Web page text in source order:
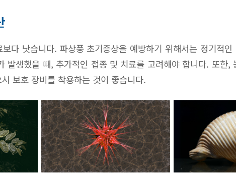
다 낫습니다. 파상풍 초기증상을 예방하기 위해서는 정기적인
발생했을 때, 추가적인 접종 및 치료를 고려해야 합니다. 또한,
보호 장비를 착용하는 것이 좋습니다.